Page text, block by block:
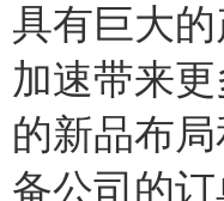
具有巨大
加速带来
的新品布
备公司的订